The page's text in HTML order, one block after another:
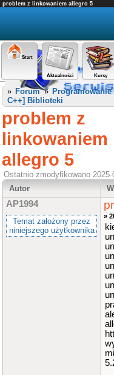
problem z linkowaniem allegro 5
Start
Aktualności Kursy
» Forum» Programowanie
C++] Biblioteki
problem z
linkowaniem
allegro 5
Ostatnio zmodyfikowano 2025-
Autor
AP1994
Temat założony przez
niniejszego użytkownika
»